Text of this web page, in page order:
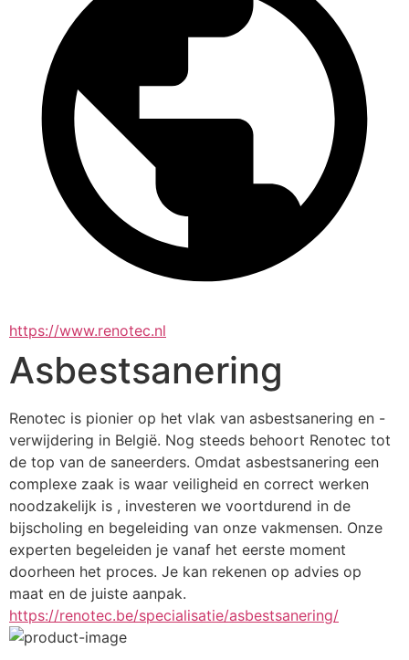
https://www.renotec.nl
Asbestsanering
Renotec is pionier op het vlak van asbestsanering en -
verwijdering in België. Nog steeds behoort Renotec tot
de top van de saneerders. Omdat asbestsanering een
complexe zaak is waar veiligheid en correct werken
noodzakelijk is , investeren we voortdurend in de
bijscholing en begeleiding van onze vakmensen. Onze
experten begeleiden je vanaf het eerste moment
doorheen het proces. Je kan rekenen op advies op
maat en de juiste aanpak.
https://renotec.be/specialisatie/asbestsanering/